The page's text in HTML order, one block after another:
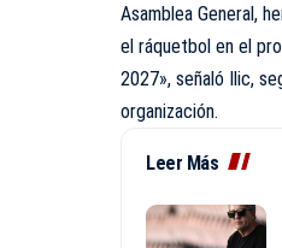
Asamblea General,
el ráquetbol en el
2027», señaló Ilic,
organización.
Leer Más